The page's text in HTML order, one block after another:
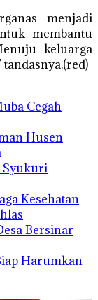
menjadi
membantu
keluarga
Cegah
Husen
Syukuri
Kesehatan
Bersinar
Harumkan